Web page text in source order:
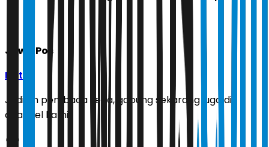
Jawa Pos
Ikuti
Jadilah pembaca setia, gabung sekarang juga di
channel kami!